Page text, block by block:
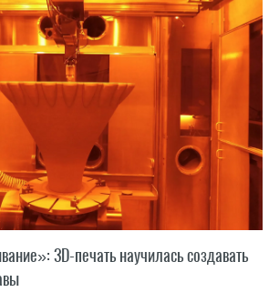
3D-печать научилась создавать